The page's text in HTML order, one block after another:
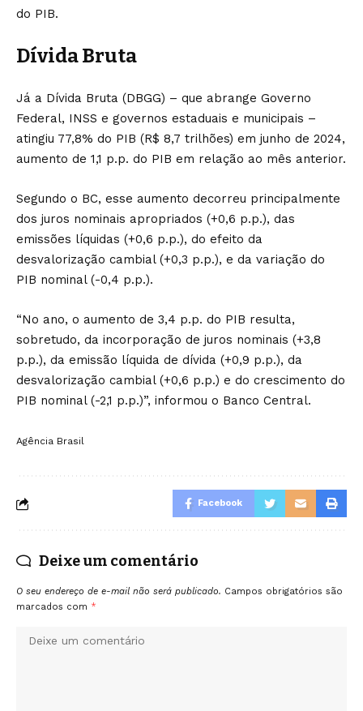
do PIB.
Dívida Bruta
Já a Dívida Bruta (DBGG) – que abrange Governo
Federal, INSS e governos estaduais e municipais –
atingiu 77,8% do PIB (R$ 8,7 trilhões) em junho de 2024,
aumento de 1,1 p.p. do PIB em relação ao mês anterior.
Segundo o BC, esse aumento decorreu principalmente
dos juros nominais apropriados (+0,6 p.p.), das
emissões líquidas (+0,6 p.p.), do efeito da
desvalorização cambial (+0,3 p.p.), e da variação do
PIB nominal (-0,4 p.p.).
“No ano, o aumento de 3,4 p.p. do PIB resulta,
sobretudo, da incorporação de juros nominais (+3,8
p.p.), da emissão líquida de dívida (+0,9 p.p.), da
desvalorização cambial (+0,6 p.p.) e do crescimento do
PIB nominal (-2,1 p.p.)”, informou o Banco Central.
Agência Brasil
Facebook
Deixe um comentário
O seu endereço de e-mail não será publicado. Campos obrigatórios são
marcados com *